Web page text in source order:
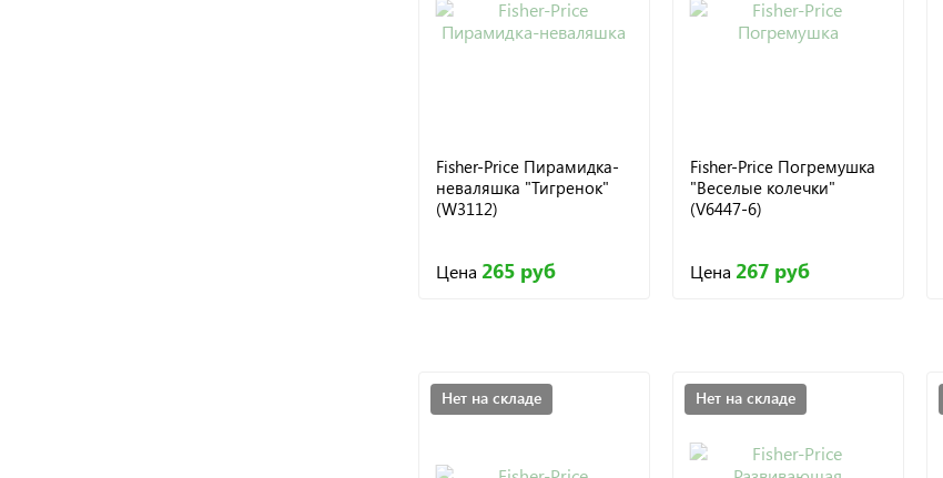
Fisher-Price Пирамидка-
неваляшка "Тигренок"
(W3112)
Цена 265 руб
Fisher-Price Погремушка
"Веселые колечки"
(V6447-6)
Цена 267 руб
Нет на складе Нет на складе